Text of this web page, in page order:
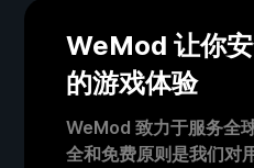
WeMod 让你
的游戏体验
WeMod 致力于服务全
全和免费原则是我们对